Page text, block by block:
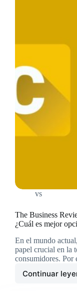
vs
The Business
¿Cuál es mejor
En el mundo
papel crucial en la
consumidores.
ContinuarThe